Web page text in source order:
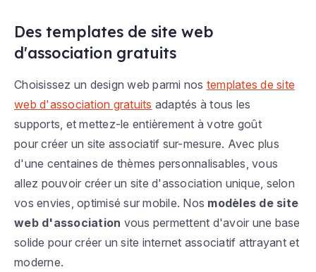
Des templates de site web
d'association gratuits
Choisissez un design web parmi nos templates de site
web d'association gratuits adaptés à tous les
supports, et mettez-le entièrement à votre goût
pour créer un site associatif sur-mesure. Avec plus
d'une centaines de thèmes personnalisables, vous
allez pouvoir créer un site d'association unique, selon
vos envies, optimisé sur mobile. Nos modèles de site
web d'association vous permettent d'avoir une base
solide pour créer un site internet associatif attrayant et
moderne.